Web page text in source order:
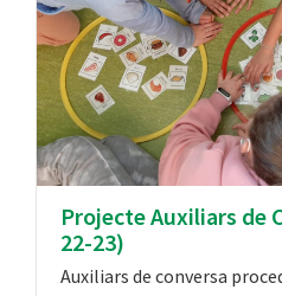
Projecte Auxiliars de
22-23)
Auxiliars de conversa